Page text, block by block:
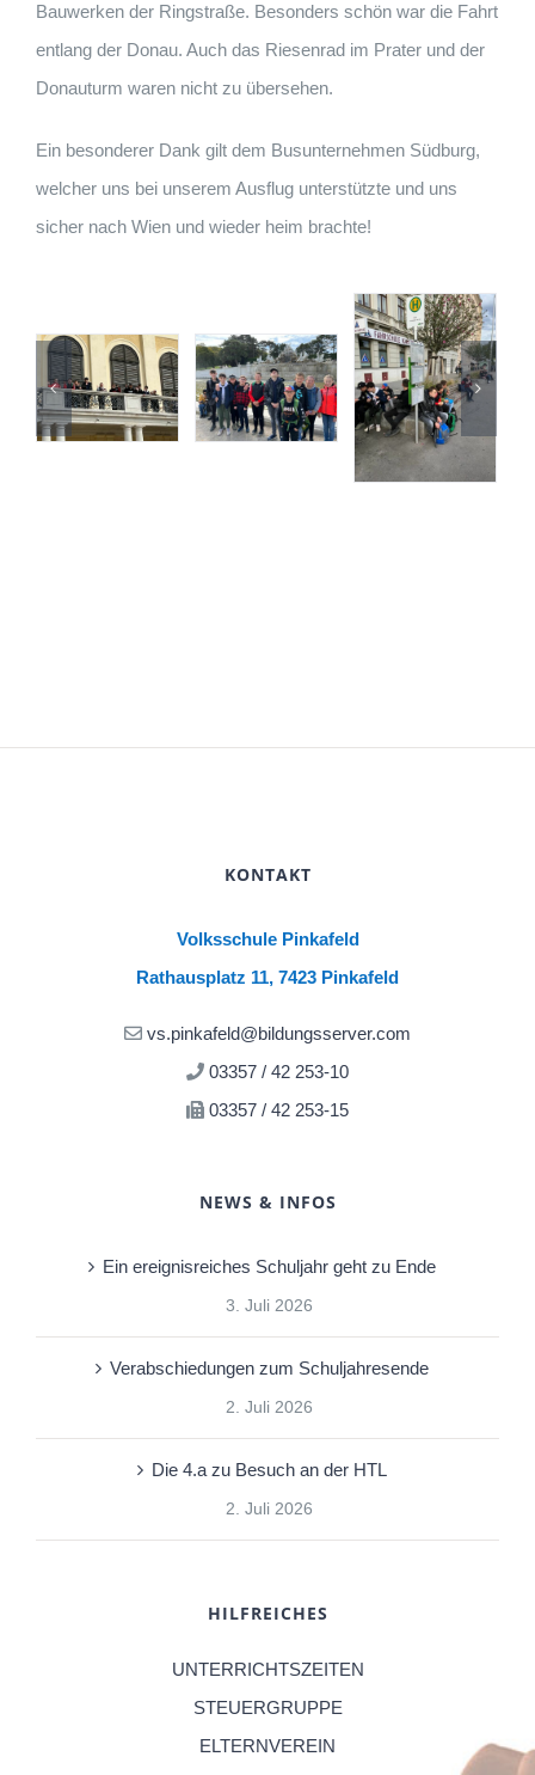
Bauwerken der Ringstraße. Besonders schön war die Fahrt
entlang der Donau. Auch das Riesenrad im Prater und der
Donauturm waren nicht zu übersehen.
Ein besonderer Dank gilt dem Busunternehmen Südburg,
welcher uns bei unserem Ausflug unterstützte und uns
sicher nach Wien und wieder heim brachte!
KONTAKT
Volksschule Pinkafeld
Rathausplatz 11, 7423 Pinkafeld
vs.pinkafeld@bildungsserver.com
03357 / 42 253-10
03357 / 42 253-15
NEWS & INFOS
Ein ereignisreiches Schuljahr geht zu Ende
3. Juli 2026
Verabschiedungen zum Schuljahresende
2. Juli 2026
Die 4.a zu Besuch an der HTL
2. Juli 2026
HILFREICHES
UNTERRICHTSZEITEN
STEUERGRUPPE
ELTERNVEREIN